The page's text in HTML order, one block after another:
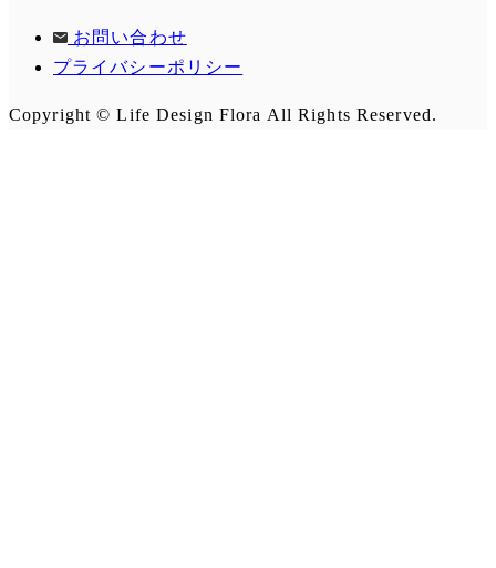
お問い合わせ
プライバシーポリシー
Copyright © Life Design Flora All Rights Reserved.